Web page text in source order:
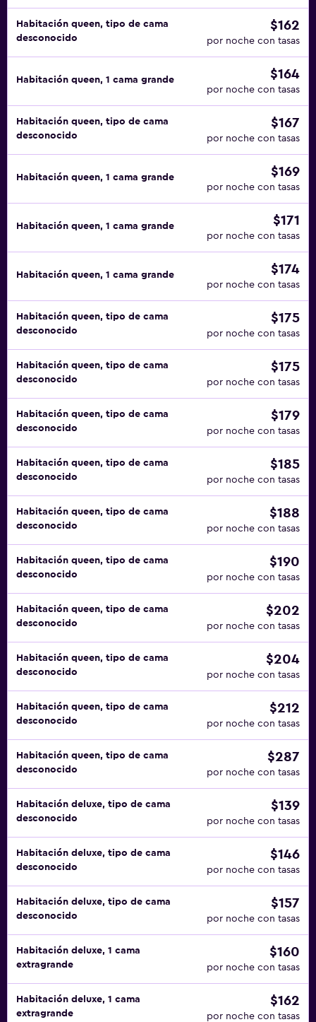
Habitación queen, tipo de cama
desconocido
$162
por noche con tasas
Habitación queen, 1 cama grande $164
por noche con tasas
Habitación queen, tipo de cama
desconocido
$167
por noche con tasas
Habitación queen, 1 cama grande $169
por noche con tasas
Habitación queen, 1 cama grande $171
por noche con tasas
Habitación queen, 1 cama grande $174
por noche con tasas
Habitación queen, tipo de cama
desconocido
$175
por noche con tasas
Habitación queen, tipo de cama
desconocido
$175
por noche con tasas
Habitación queen, tipo de cama
desconocido
$179
por noche con tasas
Habitación queen, tipo de cama
desconocido
$185
por noche con tasas
Habitación queen, tipo de cama
desconocido
$188
por noche con tasas
Habitación queen, tipo de cama
desconocido
$190
por noche con tasas
Habitación queen, tipo de cama
desconocido
$202
por noche con tasas
Habitación queen, tipo de cama
desconocido
$204
por noche con tasas
Habitación queen, tipo de cama
desconocido
$212
por noche con tasas
Habitación queen, tipo de cama
desconocido
$287
por noche con tasas
Habitación deluxe, tipo de cama
desconocido
$139
por noche con tasas
Habitación deluxe, tipo de cama
desconocido
$146
por noche con tasas
Habitación deluxe, tipo de cama
desconocido
$157
por noche con tasas
Habitación deluxe, 1 cama
extragrande
$160
por noche con tasas
Habitación deluxe, 1 cama
extragrande
$162
por noche con tasas